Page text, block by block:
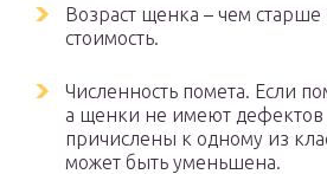
Возраст щенка – чем
стоимость.
Численность помета. Если
а щенки не имеют дефектов
причислены к одному из
может быть уменьшена.